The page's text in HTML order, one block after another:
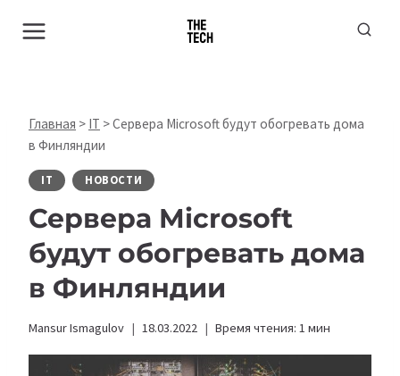
Главная > IT >Сервера Microsoft будут обогревать дома
в Финляндии
IT НОВОСТИ
Сервера Microsoft
будут обогревать дома
в Финляндии
Mansur Ismagulov 18.03.2022 Время чтения: 1 мин